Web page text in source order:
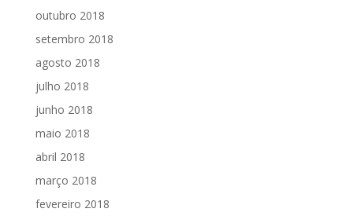
outubro 2018
setembro 2018
agosto 2018
julho 2018
junho 2018
maio 2018
abril 2018
março 2018
fevereiro 2018